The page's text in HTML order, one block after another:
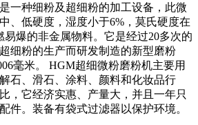
一种细粉及超细粉的加工设备，此微
、低硬度，湿度小于6%，莫氏硬度在
易爆的非金属物料。它是经过20多次的
细粉的生产而研发制造的新型磨粉
毫米。 HGM超细微粉磨粉机主要用
石、滑石、涂料、颜料和化妆品行
，它经济实惠、产量大，并且一年只
件。装备有袋式过滤器以保护环境。